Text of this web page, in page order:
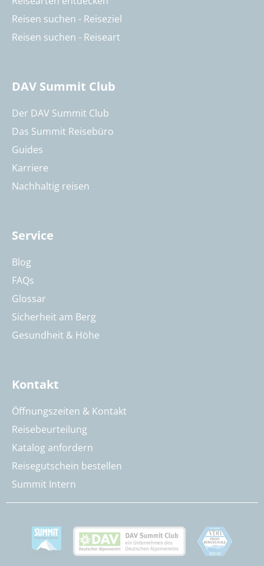
Reisen suchen - Reiseziel
Reisen suchen - Reiseart
DAV Summit Club
Der DAV Summit Club
Das Summit Reisebüro
Guides
Karriere
Nachhaltig reisen
Service
Blog
FAQs
Glossar
Sicherheit am Berg
Gesundheit & Höhe
Kontakt
Öffnungszeiten & Kontakt
Reisebeurteilung
Katalog anfordern
Reisegutschein bestellen
Summit Intern